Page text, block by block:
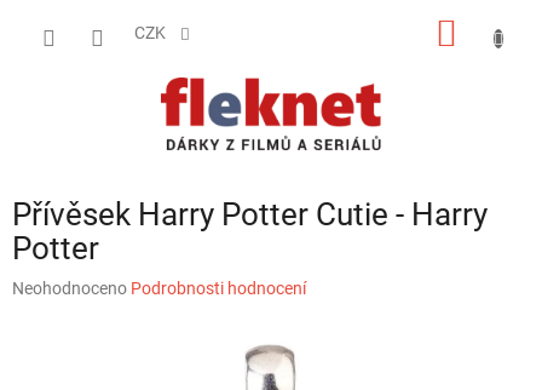
CZK
Přívěsek Harry Potter Cutie - Harry
Potter
Průměrné
Neohodnoceno Podrobnosti hodnocení